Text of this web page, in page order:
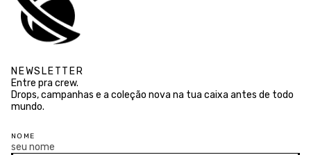
NEWSLETTER
Entre pra crew.
Drops, campanhas e a coleção nova na tua caixa antes de todo
mundo.
NOME